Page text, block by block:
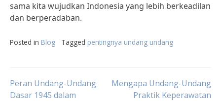
sama kita wujudkan Indonesia yang lebih berkeadilan
dan berperadaban.
Posted in Blog Tagged pentingnya undang undang
Post
Peran Undang-Undang
Dasar 1945 dalam
Mengapa Undang-Undang
Praktik Keperawatan